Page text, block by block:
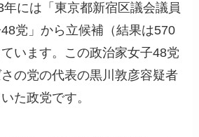
には「東京都新宿区議会議員
党」から立候補（結果は570
います。この政治家女子48党
の党の代表の黒川敦彦容疑者
た政党です。